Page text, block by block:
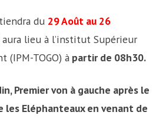
du 29 Août au 26
lieu à l’institut Supérieur
(IPM-TOGO) à partir de 08h30.
Premier von à gauche après le
les Eléphanteaux en venant de